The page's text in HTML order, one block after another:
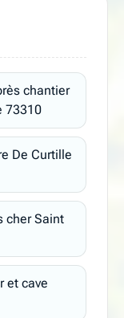
chantier
73310
De Curtille
cher Saint
et cave